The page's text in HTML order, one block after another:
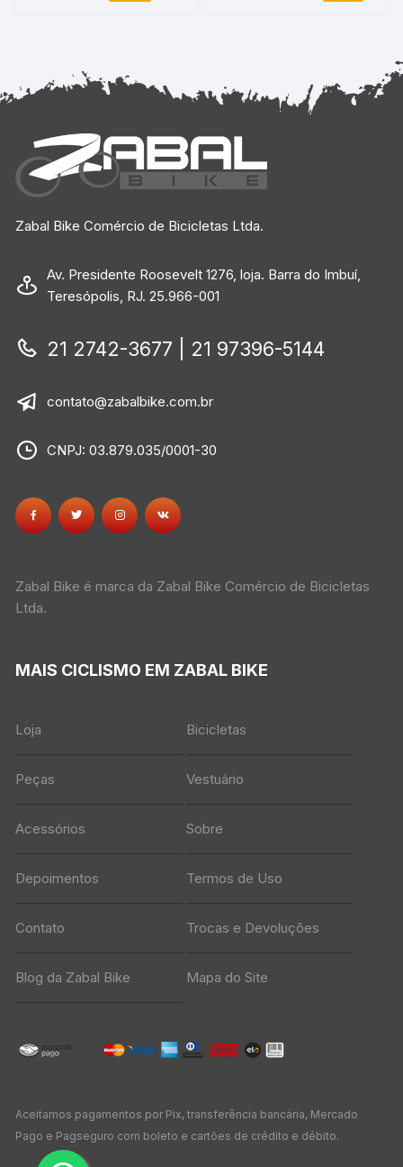
Zabal Bike Comércio de Bicicletas Ltda.
Av. Presidente Roosevelt 1276, loja. Barra do Imbuí,
Teresópolis, RJ. 25.966-001
21 2742-3677 | 21 97396-5144
contato@zabalbike.com.br
CNPJ: 03.879.035/0001-30
Zabal Bike é marca da Zabal Bike Comércio de Bicicletas
Ltda.
MAIS CICLISMO EM ZABAL BIKE
Loja Bicicletas
Peças Vestuário
Acessórios Sobre
Depoimentos Termos de Uso
Contato Trocas e Devoluções
Blog da Zabal Bike Mapa do Site
Aceitamos pagamentos por Pix, transferência bancária, Mercado
Pago e Pagseguro com boleto e cartões de crédito e débito.